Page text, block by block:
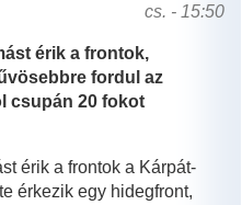
cs. - 15:50
érik a frontok,
fordul az
csupán 20 fokot
érik a frontok a Kárpát-
érkezik egy hidegfront,